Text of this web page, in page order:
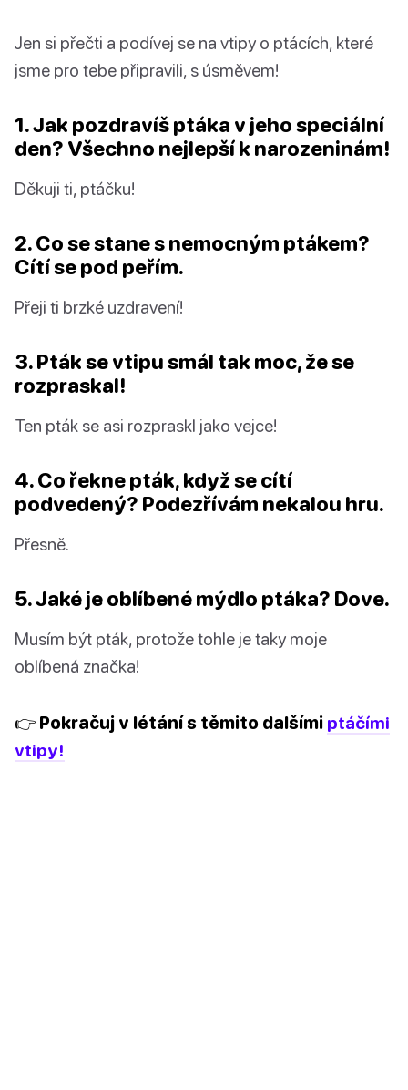
Jen si přečti a podívej se na vtipy o ptácích, které
jsme pro tebe připravili, s úsměvem!
1. Jak pozdravíš ptáka v jeho speciální
den? Všechno nejlepší k narozeninám!
Děkuji ti, ptáčku!
2. Co se stane s nemocným ptákem?
Cítí se pod peřím.
Přeji ti brzké uzdravení!
3. Pták se vtipu smál tak moc, že se
rozpraskal!
Ten pták se asi rozpraskl jako vejce!
4. Co řekne pták, když se cítí
podvedený? Podezřívám nekalou hru.
Přesně.
5. Jaké je oblíbené mýdlo ptáka? Dove.
Musím být pták, protože tohle je taky moje
oblíbená značka!
👉 Pokračuj v létání s těmito dalšími ptáčími
vtipy!